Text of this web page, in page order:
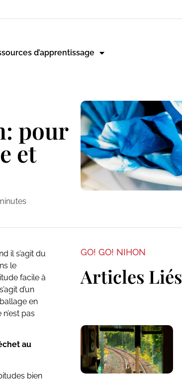
d’apprentissage
pour
et
il s’agit du
le
facile à
d’un
en
pas
au
bien
GO! GO! NIHON
Articles Liés